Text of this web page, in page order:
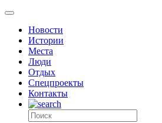
Новости
Истории
Места
Люди
Отдых
Спецпроекты
Контакты